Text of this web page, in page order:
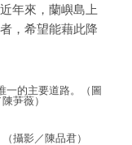
年來，蘭嶼島上
，希望能藉此降
一的主要道路。（圖
芛薇）
攝影／陳品君）